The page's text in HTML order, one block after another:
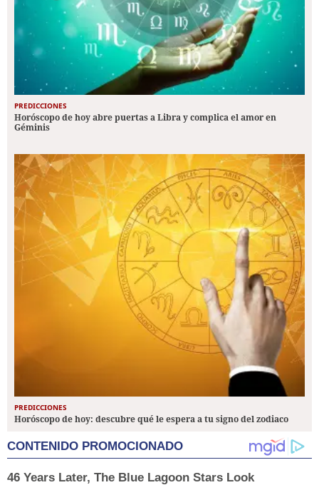
PREDICCIONES
Horóscopo de hoy abre puertas a Libra y complica el amor en
Géminis
PREDICCIONES
Horóscopo de hoy: descubre qué le espera a tu signo del zodiaco
CONTENIDO PROMOCIONADO
46 Years Later, The Blue Lagoon Stars Look